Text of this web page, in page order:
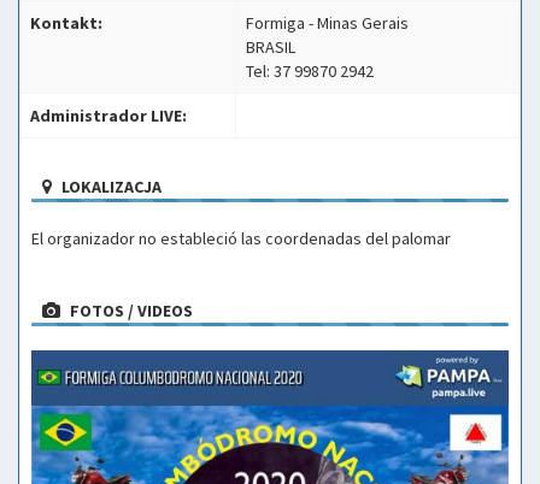
Kontakt:
Formiga - Minas Gerais
BRASIL
Tel: 37 99870 2942
Administrador LIVE:
LOKALIZACJA
El organizador no estableció las coordenadas del palomar
FOTOS / VIDEOS